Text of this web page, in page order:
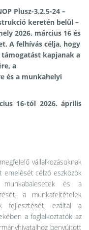
Plusz-3.2.5-24 –
keretén belül –
2026. március 16 és
A felhívás célja, hogy
kapjanak a
a
és a munkahelyi
16-tól 2026. április
vállalkozásoknak
emelését célzó eszközök
munkabalesetek és a
a munkafeltételek
fejlesztését, ezáltal a
a foglalkoztatók az
benyújtott